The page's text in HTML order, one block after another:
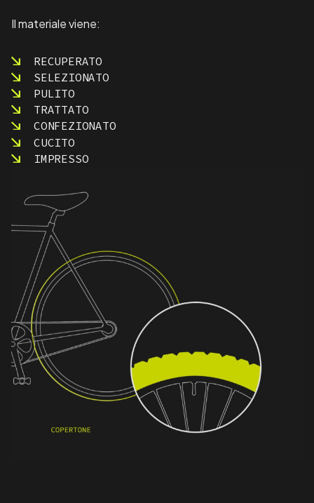
Il materiale viene:
RECUPERATO
SELEZIONATO
PULITO
TRATTATO
CONFEZIONATO
CUCITO
IMPRESSO